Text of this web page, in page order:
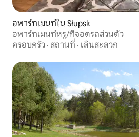
อพาร์ทเมนท์ใน Słupsk
อพาร์ทเมนท์หรู/ที่จอดรถส่วนตัว
ครอบครัว · สถานที่ · เดินสะดวก